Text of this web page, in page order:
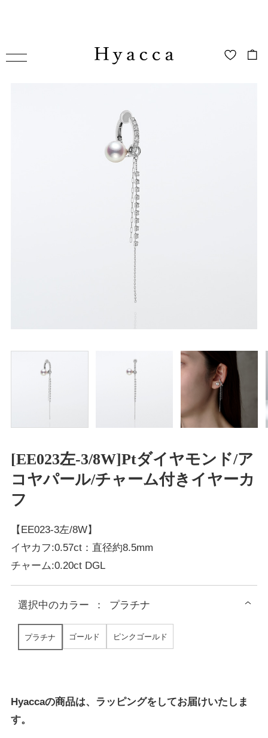
[EE023左-3/8W]Ptダイヤモンド/ア
コヤパール/チャーム付きイヤーカ
フ
【EE023-3左/8W】
イヤカフ:0.57ct：直径約8.5mm
チャーム:0.20ct DGL
選択中のカラー ： プラチナ
プラチナ ゴールド ピンクゴールド
Hyaccaの商品は、ラッピングをしてお届けいたしま
す。